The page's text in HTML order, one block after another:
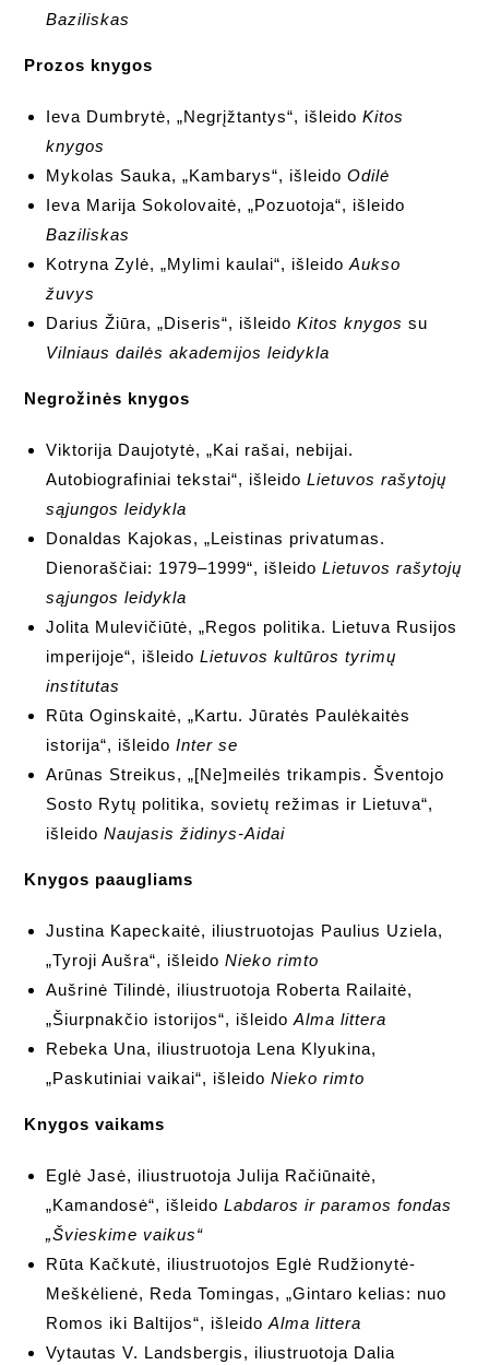
Baziliskas
Prozos knygos
Ieva Dumbrytė, „Negrįžtantys“, išleidoKitos
knygos
Mykolas Sauka, „Kambarys“, išleidoOdilė
Ieva Marija Sokolovaitė, „Pozuotoja“, išleido
Baziliskas
Kotryna Zylė, „Mylimi kaulai“, išleidoAukso
žuvys
Darius Žiūra, „Diseris“, išleidoKitos knygos su
Vilniaus dailės akademijos leidykla
Negrožinės knygos
Viktorija Daujotytė, „Kai rašai, nebijai.
Autobiografiniai tekstai“, išleidoLietuvos rašytojų
sąjungos leidykla
Donaldas Kajokas, „Leistinas privatumas.
Dienoraščiai: 1979–1999“, išleidoLietuvos rašytojų
sąjungos leidykla
Jolita Mulevičiūtė, „Regos politika. Lietuva Rusijos
imperijoje“, išleidoLietuvos kultūros tyrimų
institutas
Rūta Oginskaitė, „Kartu. Jūratės Paulėkaitės
istorija“, išleidoInter se
Arūnas Streikus, „[Ne]meilės trikampis. Šventojo
Sosto Rytų politika, sovietų režimas ir Lietuva“,
išleidoNaujasis židinys-Aidai
Knygos paaugliams
Justina Kapeckaitė, iliustruotojas Paulius Uziela,
„Tyroji Aušra“, išleidoNieko rimto
Aušrinė Tilindė, iliustruotoja Roberta Railaitė,
„Šiurpnakčio istorijos“, išleidoAlma littera
Rebeka Una, iliustruotoja Lena Klyukina,
„Paskutiniai vaikai“, išleidoNieko rimto
Knygos vaikams
Eglė Jasė, iliustruotoja Julija Račiūnaitė,
„Kamandosė“, išleidoLabdaros ir paramos fondas
„Švieskime vaikus“
Rūta Kačkutė, iliustruotojos Eglė Rudžionytė-
Meškėlienė, Reda Tomingas, „Gintaro kelias: nuo
Romos iki Baltijos“, išleidoAlma littera
Vytautas V. Landsbergis, iliustruotoja Dalia